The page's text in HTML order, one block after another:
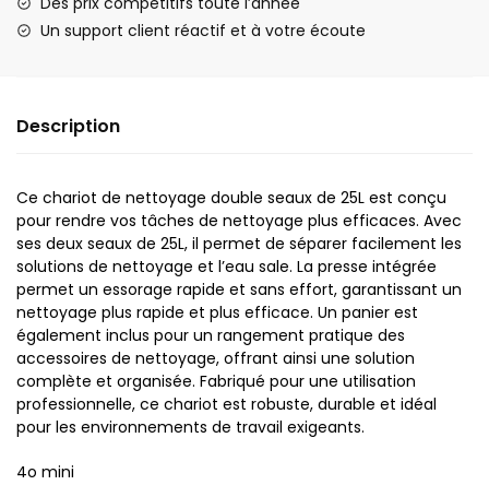
Un support client réactif et à votre écoute
Description
Ce chariot de nettoyage double seaux de 25L est conçu
pour rendre vos tâches de nettoyage plus efficaces. Avec
ses deux seaux de 25L, il permet de séparer facilement les
solutions de nettoyage et l’eau sale. La presse intégrée
permet un essorage rapide et sans effort, garantissant un
nettoyage plus rapide et plus efficace. Un panier est
également inclus pour un rangement pratique des
accessoires de nettoyage, offrant ainsi une solution
complète et organisée. Fabriqué pour une utilisation
professionnelle, ce chariot est robuste, durable et idéal
pour les environnements de travail exigeants.
4o mini